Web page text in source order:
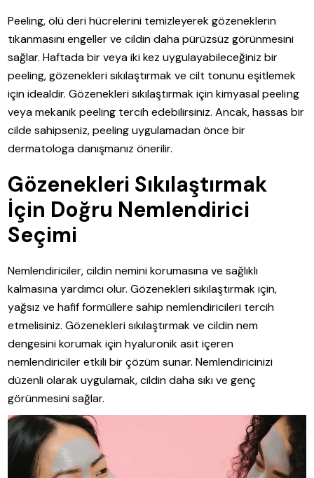
Peeling, ölü deri hücrelerini temizleyerek gözeneklerin
tıkanmasını engeller ve cildin daha pürüzsüz görünmesini
sağlar. Haftada bir veya iki kez uygulayabileceğiniz bir
peeling, gözenekleri sıkılaştırmak ve cilt tonunu eşitlemek
için idealdir. Gözenekleri sıkılaştırmak için kimyasal peeling
veya mekanik peeling tercih edebilirsiniz. Ancak, hassas bir
cilde sahipseniz, peeling uygulamadan önce bir
dermatologa danışmanız önerilir.
Gözenekleri Sıkılaştırmak
İçin Doğru Nemlendirici
Seçimi
Nemlendiriciler, cildin nemini korumasına ve sağlıklı
kalmasına yardımcı olur. Gözenekleri sıkılaştırmak için,
yağsız ve hafif formüllere sahip nemlendiricileri tercih
etmelisiniz. Gözenekleri sıkılaştırmak ve cildin nem
dengesini korumak için hyaluronik asit içeren
nemlendiriciler etkili bir çözüm sunar. Nemlendiricinizi
düzenli olarak uygulamak, cildin daha sıkı ve genç
görünmesini sağlar.